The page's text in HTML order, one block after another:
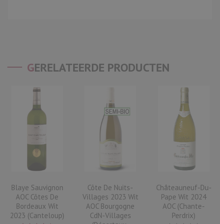
GERELATEERDE PRODUCTEN
Blaye Sauvignon
AOC Côtes De
Bordeaux Wit
2023 (Canteloup)
Côte De Nuits-
Villages 2023 Wit
AOC Bourgogne
CdN-Villages
Châteauneuf-Du-
Pape Wit 2024
AOC (Chante-
Perdrix)